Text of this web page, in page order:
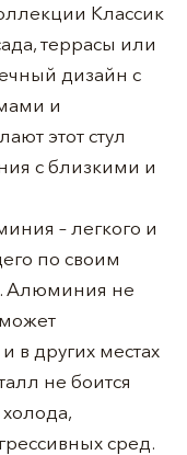
Классик
террасы или
дизайн с
и
этот стул
с близкими и
– легкого и
по своим
Алюминия не
в других местах
не боится
сред.